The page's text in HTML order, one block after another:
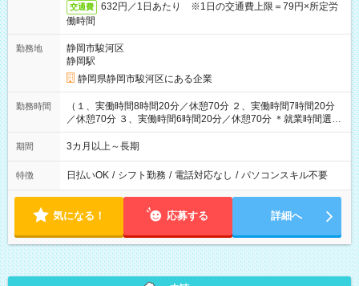
交通費
632円／1日あたり ※1日の交通費上限＝79円×所定労
働時間
勤務地
静岡市駿河区
静岡駅
静岡県静岡市駿河区にある企業
勤務時間
（１、実働時間8時間20分／休憩70分 ２、実働時間7時間20分
／休憩70分 ３、実働時間6時間20分／休憩70分 ＊就業時間選択
OK）
期間 3カ月以上～長期
特徴 日払いOK / シフト勤務 / 電話対応なし / パソコンスキル不要
気になる！ 応募する 詳細へ